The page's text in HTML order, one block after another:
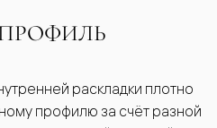
раскладки плотно
профилю за счёт разной